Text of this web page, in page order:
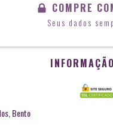
COMPRE
Seus dados
Bento